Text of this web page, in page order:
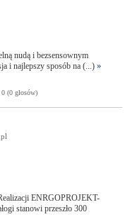
nudą i bezsensownym
i najlepszy sposób na (...) »
(0 głosów)
ENRGOPROJEKT-
stanowi przeszło 300